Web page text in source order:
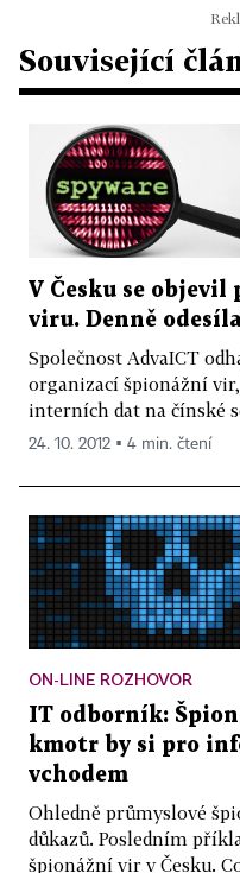
Související
V Česku se
viru. Denně
Společnost AdvaICT
organizací špionážní
interních dat na čínské
24. 10. 2012 ▪ 4 min. čtení
ON-LINE ROZHOVOR
IT odborník:
kmotr by si pro
vchodem
Ohledně průmyslové
důkazů. Posledním
špionážní vir v Česku.